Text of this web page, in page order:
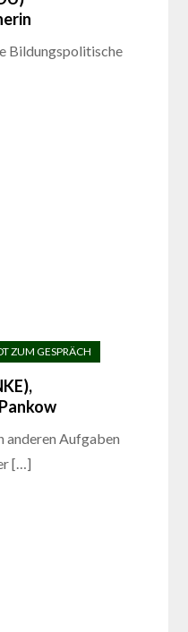
Bildungspolitische
anderen Aufgaben
[…]